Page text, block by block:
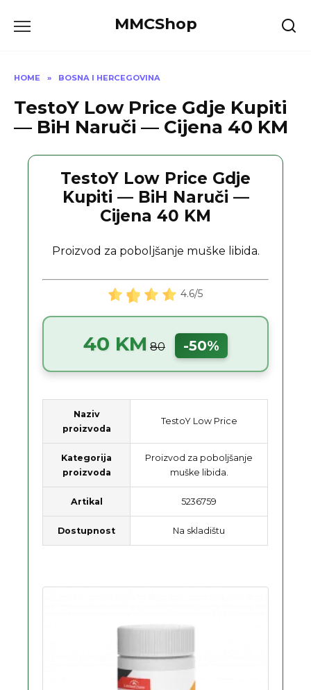
MMCShop
HOME » BOSNA I HERCEGOVINA
TestoY Low Price Gdje Kupiti
— BiH Naruči — Cijena 40 KM
TestoY Low Price Gdje
Kupiti — BiH Naruči —
Cijena 40 KM
Proizvod za poboljšanje muške libida.
4.6/5
40 KM 80 -50%
Naziv
proizvoda
TestoY Low Price
Kategorija
proizvoda
Proizvod za poboljšanje
muške libida.
Artikal 5236759
Dostupnost Na skladištu